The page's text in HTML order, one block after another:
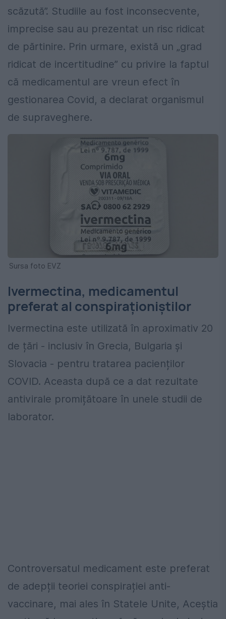
scăzută”. Studiile au fost inconsecvente,
imprecise sau au prezentat un risc ridicat
de părtinire. Prin urmare, există un „grad
ridicat de incertitudine” cu privire la faptul
că medicamentul are vreun efect în
gestionarea Covid, a declarat organismul
de supraveghere.
Sursa foto EVZ
Ivermectina, medicamentul
preferat al conspiraționiștilor
Ivermectina este utilizată în aproximativ 20
de țări - inclusiv în Grecia, Bulgaria și
Slovacia - pentru tratarea pacienților
COVID. Aceasta după ce a dat rezultate
antivirale promițătoare în unele studii de
laborator.
Controversatul medicament este preferat
de adepții teoriei conspirației anti-
vaccinare, mai ales în Statele Unite, Aceștia